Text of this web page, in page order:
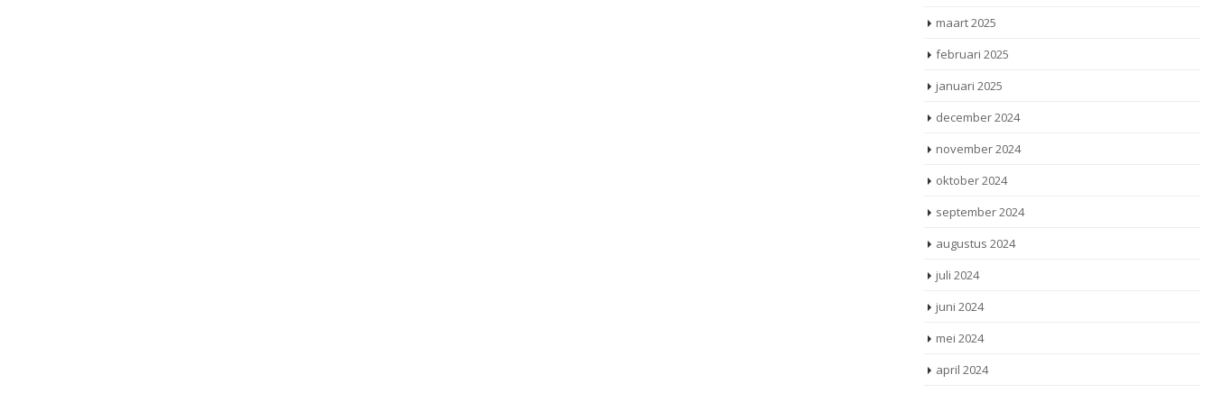
maart 2025
februari 2025
januari 2025
december 2024
november 2024
oktober 2024
september 2024
augustus 2024
juli 2024
juni 2024
mei 2024
april 2024